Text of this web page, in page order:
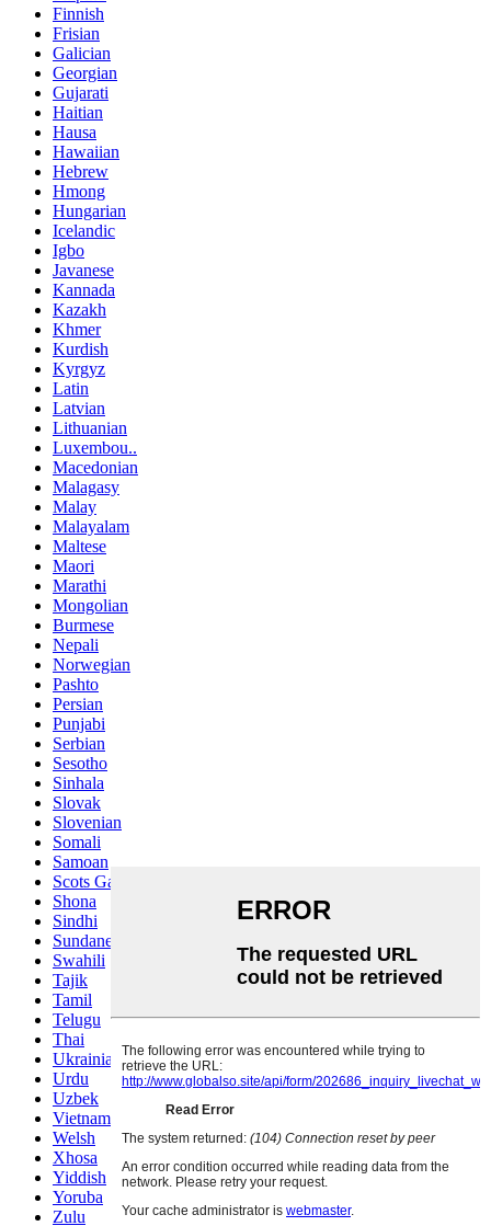
Finnish
Frisian
Galician
Georgian
Gujarati
Haitian
Hausa
Hawaiian
Hebrew
Hmong
Hungarian
Icelandic
Igbo
Javanese
Kannada
Kazakh
Khmer
Kurdish
Kyrgyz
Latin
Latvian
Lithuanian
Luxembou..
Macedonian
Malagasy
Malay
Malayalam
Maltese
Maori
Marathi
Mongolian
Burmese
Nepali
Norwegian
Pashto
Persian
Punjabi
Serbian
Sesotho
Sinhala
Slovak
Slovenian
Somali
Samoan
Scots Gaelic
Shona
Sindhi
Sundanese
Swahili
Tajik
Tamil
Telugu
Thai
Ukrainian
Urdu
Uzbek
Vietnamese
Welsh
Xhosa
Yiddish
Yoruba
Zulu